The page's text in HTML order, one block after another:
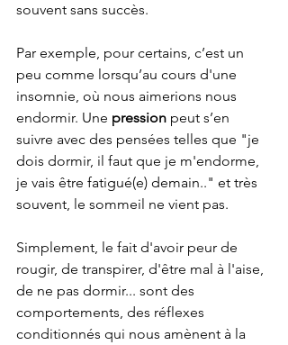
souvent sans succès.
Par exemple, pour certains, c’est un
peu comme lorsqu’au cours d'une
insomnie, où nous aimerions nous
endormir. Une pression peut s’en
suivre avec des pensées telles que "je
dois dormir, il faut que je m'endorme,
je vais être fatigué(e) demain.." et très
souvent, le sommeil ne vient pas.
Simplement, le fait d'avoir peur de
rougir, de transpirer, d'être mal à l'aise,
de ne pas dormir... sont des
comportements, des réflexes
conditionnés qui nous amènent à la